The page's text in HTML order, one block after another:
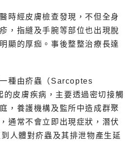
時經皮膚檢查發現，不但全身
，指縫及手腕等部位也出現脫
顯的厚痂。事後整整治療長達
種由疥蟲（Sarcoptes
皮膚疾病，主要透過密切接觸
，養護機構及監所中造成群聚
通常不會立即出現症狀，潛伏
人體對疥蟲及其排泄物產生延